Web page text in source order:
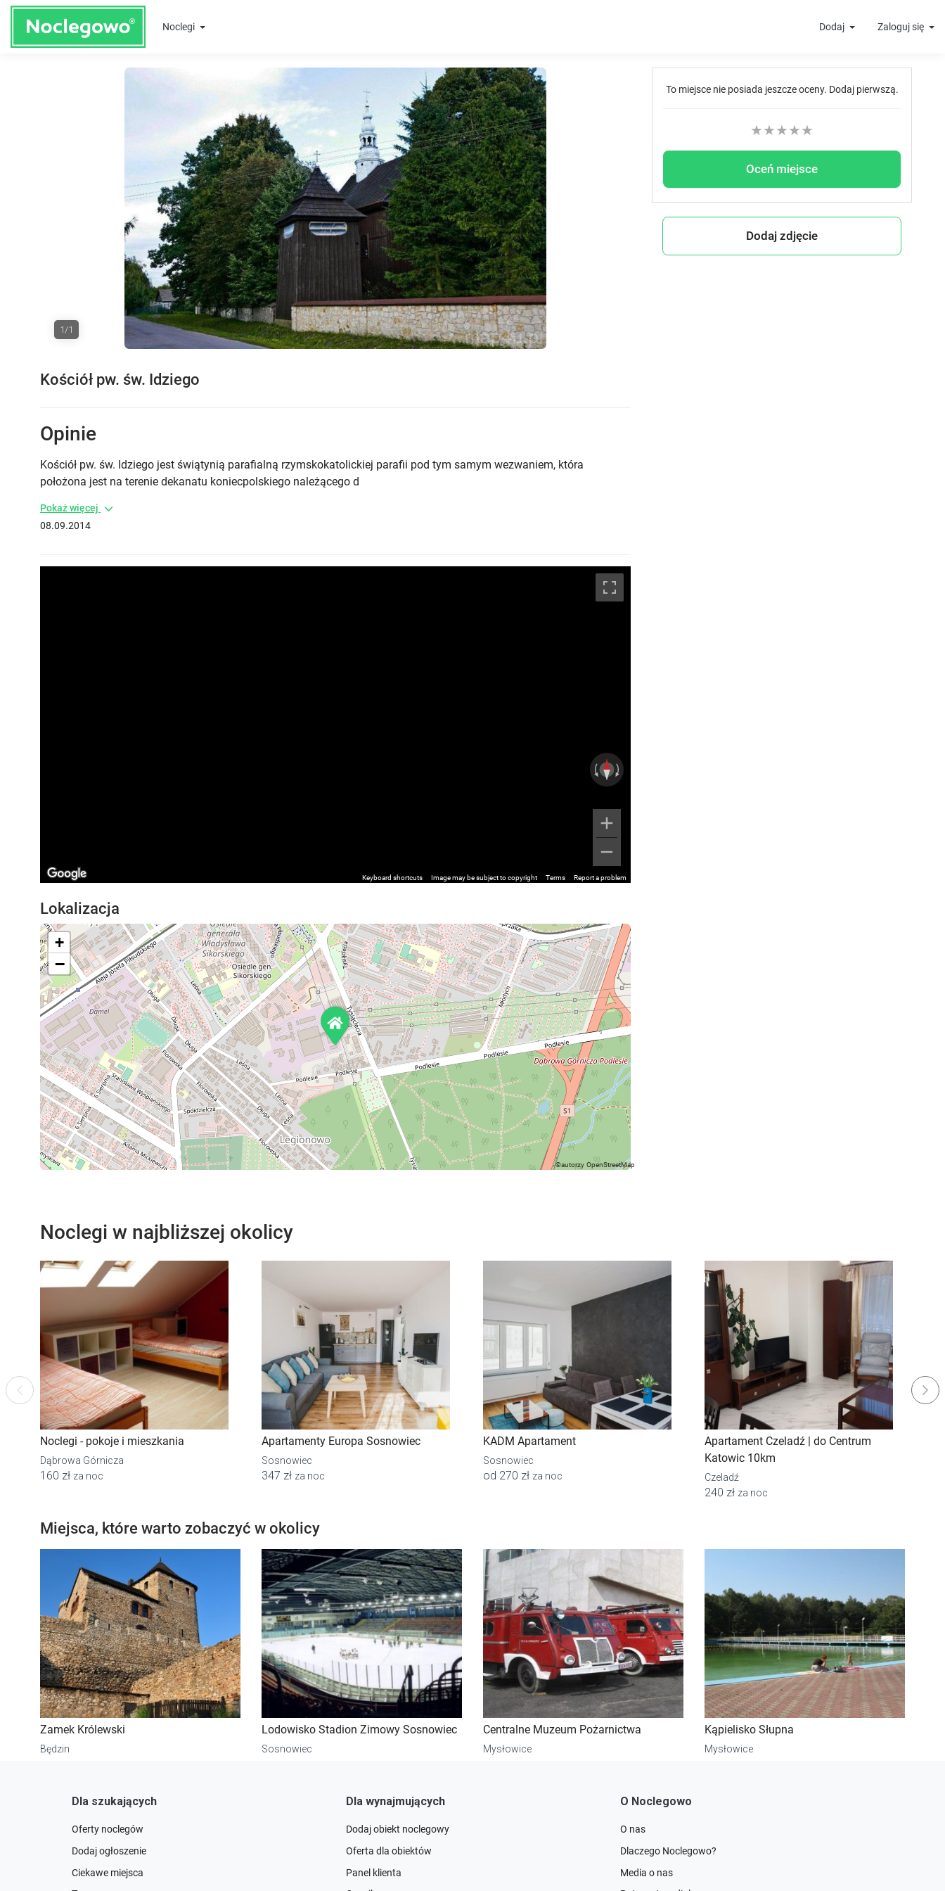
Noclegi Dodaj Zaloguj się
1/1
Kościół pw. św. Idziego
Opinie
Kościół pw. św. Idziego jest świątynią parafialną rzymskokatolickiej parafii pod tym samym wezwaniem, która
położona jest na terenie dekanatu koniecpolskiego należącego d
Pokaż więcej
08.09.2014
Keyboard shortcuts Image may be subject to copyright Terms Report a problem
Lokalizacja
+
−
To miejsce nie posiada jeszcze oceny. Dodaj pierwszą.
★
★
★
★
★
Oceń miejsce
Dodaj zdjęcie
Noclegi w najbliższej okolicy
Previous
Noclegi - pokoje i mieszkania
Dąbrowa Górnicza
160 zł za noc
Apartamenty Europa Sosnowiec
Sosnowiec
347 zł za noc
KADM Apartament
Sosnowiec
od 270 zł za noc
Apartament Czeladź | do Centrum
Katowic 10km
Czeladź
240 zł za noc
Next
Miejsca, które warto zobaczyć w okolicy
Zamek Królewski
Będzin
Lodowisko Stadion Zimowy Sosnowiec
Sosnowiec
Centralne Muzeum Pożarnictwa
Mysłowice
Kąpielisko Słupna
Mysłowice
Dla szukających
Oferty noclegów
Dodaj ogłoszenie
Ciekawe miejsca
Dla wynajmujących
Dodaj obiekt noclegowy
Oferta dla obiektów
Panel klienta
O Noclegowo
O nas
Dlaczego Noclegowo?
Media o nas